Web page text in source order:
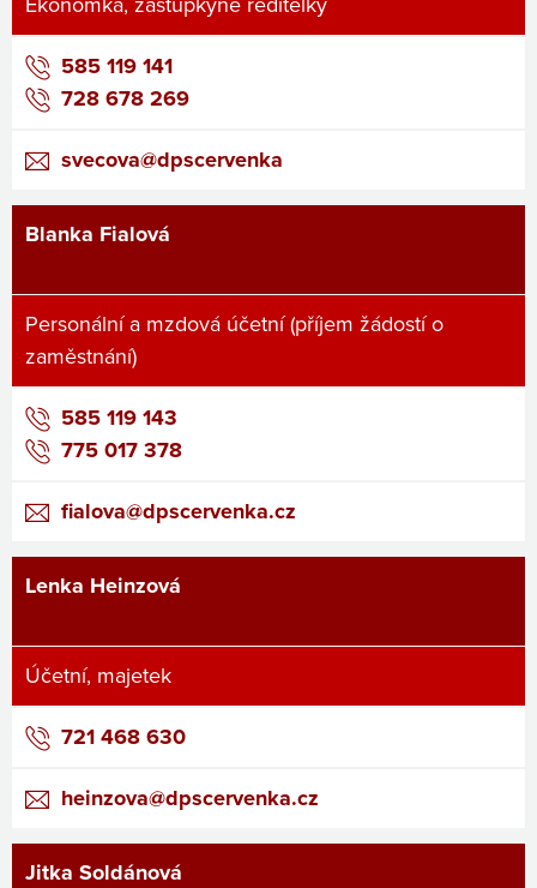
585 119 141
728 678 269
svecova@dpscervenka
Blanka Fialová
Personální a mzdová účetní (příjem žádostí o
zaměstnání)
585 119 143
775 017 378
fialova@dpscervenka.cz
Lenka Heinzová
Účetní, majetek
721 468 630
heinzova@dpscervenka.cz
Jitka Soldánová